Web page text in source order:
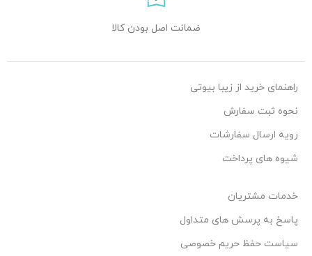
ضمانت اصل بودن کالا
راهنمای خرید از زیبا بیوتی
نحوه ثبت سفارش
رویه ارسال سفارشات
شیوه های پرداخت
خدمات مشتریان
پاسخ به پرسش های متداول
سیاست حفظ حریم خصوصی